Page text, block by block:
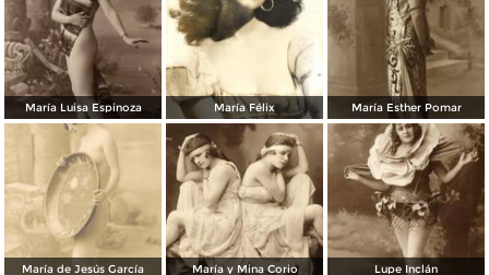
María Luisa Espinoza María Félix María Esther Pomar
María de Jesús García María y Mina Corio Lupe Inclán